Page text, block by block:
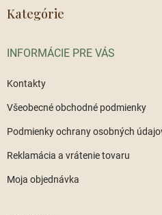
Kategórie
INFORMÁCIE PRE VÁS
Kontakty
Všeobecné obchodné podmienky
Podmienky ochrany osobných
Reklamácia a vrátenie tovaru
Moja objednávka